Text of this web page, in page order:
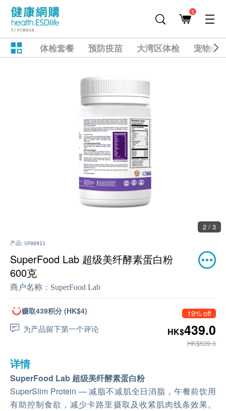
1
体检套餐 预防疫苗 大湾区体检 宠物健
2 / 3
产品: SF00911
SuperFood Lab 超级美纤酵素蛋白粉
600克
商户名称： SuperFood Lab
赚取439积分 (HK$4)
为产品留下第一个评论
19% off
HK$439.0
HK$539.0
详情
SuperFood Lab 超级美纤酵素蛋白粉
SuperSlim Protein — 减脂不减肌全日消脂，午餐前饮用
有助控制食欲，减少卡路里摄取及收紧肌肉线条效果。